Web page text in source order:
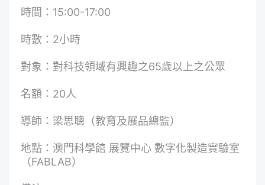
時間：15:00-17:00
時數：2小時
對象：對科技領域有興趣之65歲以上之公眾
名額：20人
導師：梁思聰（教育及展品總監）
地點：澳門科學館 展覽中心 數字化製造實驗室
（FABLAB）